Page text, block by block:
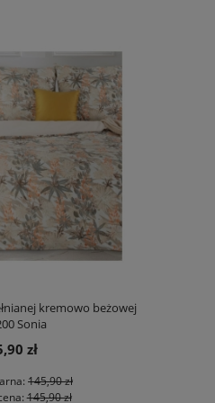
kremowo beżowej
Sonia
zł
145,90 zł
145,90 zł